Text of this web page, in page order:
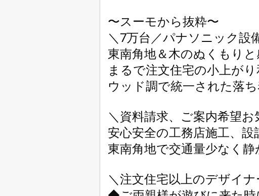
〜スーモから抜粋〜
＼7万台／パナソニック設
東南角地＆木のぬくもり
まるで注文住宅の小上が
ウッド調で統一された落
＼資料請求、ご案内希望
安心安全の工務店施工、
東南角地で交通量少なく
＼注文住宅以上のデザイ